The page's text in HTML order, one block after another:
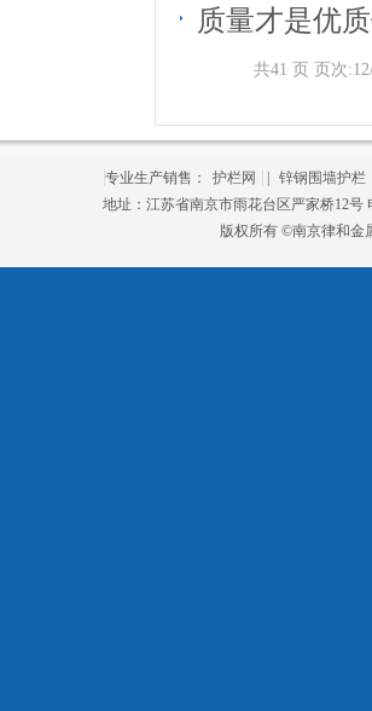
质量才是优
共41 页 页次
专业生产销售： 护栏网
锌钢围墙护栏
地址：江苏省南京市雨花台区严家桥12号
版权所有 ©南京律和金